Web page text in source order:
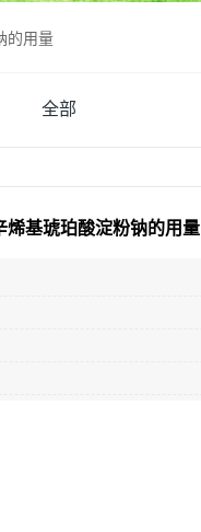
的用量
全部
烯基琥珀酸淀粉钠的用量